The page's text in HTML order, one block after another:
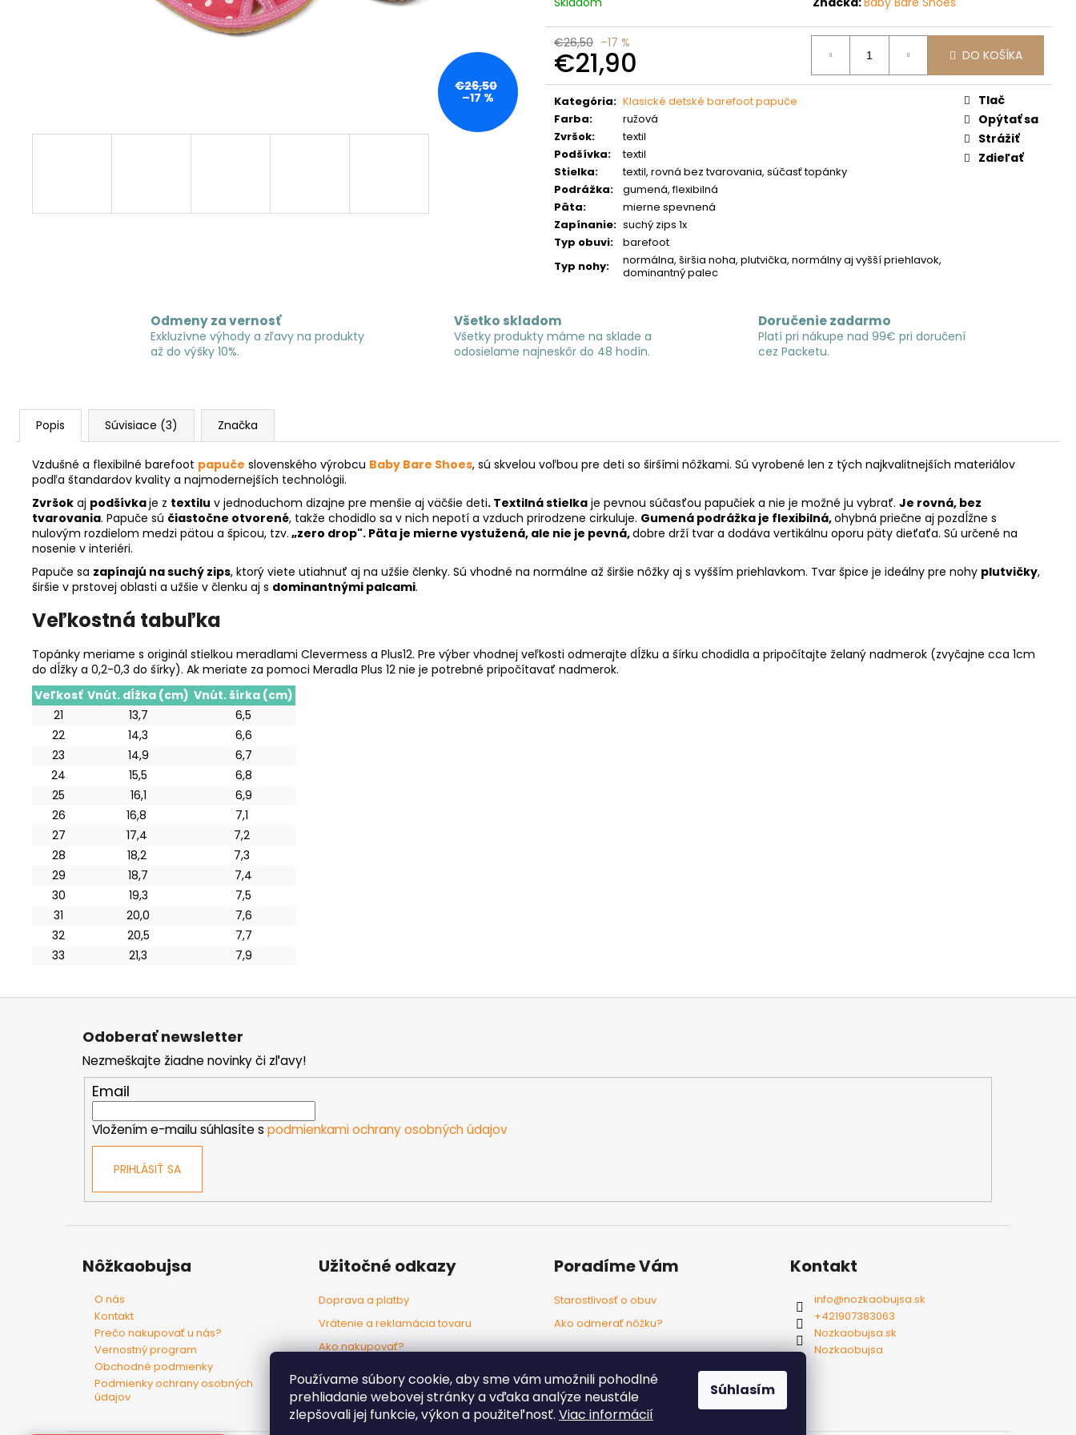
Používame súbory cookie, aby sme vám umožnili pohodlné
prehliadanie webovej stránky a vďaka analýze neustále
zlepšovali jej funkcie, výkon a použiteľnosť. Viac informácií
Súhlasím
€26,50 –17 %
€21,90
Jednotková
cena:
DO KOŠÍKA
Kategória: Klasické detské barefoot papuče
Farba:
ružová
Zvršok:
textil
Podšívka:
textil
Stielka:
textil, rovná bez tvarovania, súčasť topánky
Podrážka:
gumená, flexibilná
Päta:
mierne spevnená
Zapínanie: suchý zips 1x
Typ obuvi:
barefoot
Typ nohy:
normálna, širšia noha, plutvička, normálny aj vyšší priehlavok,
dominantný palec
Tlač
Opýtať sa
Strážiť
Zdieľať
€26,50
–17 %
Odmeny za vernosť
Exkluzívne výhody a zľavy na produkty
až do výšky 10%.
Všetko skladom
Všetky produkty máme na sklade a
odosielame najneskôr do 48 hodín.
Doručenie zadarmo
Platí pri nákupe nad 99€ pri doručení
cez Packetu.
Popis Súvisiace (3) Značka
Vzdušné a flexibilné barefoot papuče slovenského výrobcu Baby Bare Shoes, sú skvelou voľbou pre deti so širšími nôžkami. Sú vyrobené len z tých najkvalitnejších materiálov
podľa štandardov kvality a najmodernejších technológii.
Zvršok aj podšívkaje z textilu v jednoduchom dizajne pre menšie aj väčšie deti. Textilná stielka je pevnou súčasťou papučiek a nie je možné ju vybrať. Je rovná, bez
tvarovania. Papuče sú čiastočne otvorené, takže chodidlo sa v nich nepotí a vzduch prirodzene cirkuluje. Gumená podrážka je flexibilná,ohybná priečne aj pozdĺžne s
nulovým rozdielom medzi pätou a špicou, tzv. „zero drop". Päta je mierne vystužená, ale nie je pevná,dobre drží tvar a dodáva vertikálnu oporu päty dieťaťa. Sú určené na
nosenie v interiéri.
Papuče sa zapínajú na suchý zips, ktorý viete utiahnuť aj na užšie členky. Sú vhodné na normálne až širšie nôžky aj s vyšším priehlavkom. Tvar špice je ideálny pre nohy plutvičky,
širšie v prstovej oblasti a užšie v členku aj s dominantnými palcami.
Veľkostná tabuľka
Topánky meriame s originál stielkou meradlami Clevermess a Plus12. Pre výber vhodnej veľkosti odmerajte dĺžku a šírku chodidla a pripočítajte želaný nadmerok (zvyčajne cca 1cm
do dĺžky a 0,2-0,3 do šírky). Ak meriate za pomoci Meradla Plus 12 nie je potrebné pripočítavať nadmerok.
Veľkosť Vnút. dĺžka (cm) Vnút. šírka (cm)
21
13,7
6,5
22
14,3
6,6
23
14,9
6,7
24
15,5
6,8
25
16,1
6,9
26
16,8
7,1
27
17,4
7,2
28
18,2
7,3
29
18,7
7,4
30
19,3
7,5
31
20,0
7,6
32
20,5
7,7
33
21,3 7,9
Odoberať newsletter
Nezmeškajte žiadne novinky či zľavy!
Email
Vložením e-mailu súhlasíte s podmienkami ochrany osobných údajov
PRIHLÁSIŤ SA
Nôžkaobujsa
O nás
Kontakt
Prečo nakupovať u nás?
Vernostný program
Obchodné podmienky
Podmienky ochrany osobných
údajov
Užitočné odkazy
Doprava a platby
Vrátenie a reklamácia tovaru
Ako nakupovať?
Poradíme Vám
Starostlivosť o obuv
Ako odmerať nôžku?
Kontakt
info@nozkaobujsa.sk
+421907383063
Nozkaobujsa.sk
Nozkaobujsa